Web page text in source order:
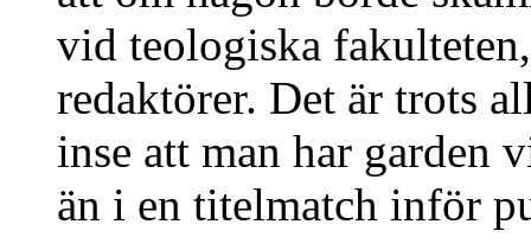
vid teologiska
redaktörer. Det är trots
inse att man har garden
än i en titelmatch inför